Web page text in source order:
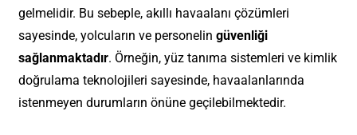
gelmelidir. Bu sebeple, akıllı havaalanı çözümleri
sayesinde, yolcuların ve personelin güvenliği
sağlanmaktadır. Örneğin, yüz tanıma sistemleri ve kimlik
doğrulama teknolojileri sayesinde, havaalanlarında
istenmeyen durumların önüne geçilebilmektedir.